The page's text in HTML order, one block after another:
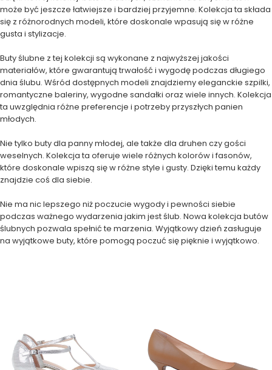
może być jeszcze łatwiejsze i bardziej przyjemne. Kolekcja ta składa
się z różnorodnych modeli, które doskonale wpasują się w różne
gusta i stylizacje.
Buty ślubne z tej kolekcji są wykonane z najwyższej jakości
materiałów, które gwarantują trwałość i wygodę podczas długiego
dnia ślubu. Wśród dostępnych modeli znajdziemy eleganckie szpilki,
romantyczne baleriny, wygodne sandałki oraz wiele innych. Kolekcja
ta uwzględnia różne preferencje i potrzeby przyszłych panien
młodych.
Nie tylko buty dla panny młodej, ale także dla druhen czy gości
weselnych. Kolekcja ta oferuje wiele różnych kolorów i fasonów,
które doskonale wpiszą się w różne style i gusty. Dzięki temu każdy
znajdzie coś dla siebie.
Nie ma nic lepszego niż poczucie wygody i pewności siebie
podczas ważnego wydarzenia jakim jest ślub. Nowa kolekcja butów
ślubnych pozwala spełnić te marzenia. Wyjątkowy dzień zasługuje
na wyjątkowe buty, które pomogą poczuć się pięknie i wyjątkowo.